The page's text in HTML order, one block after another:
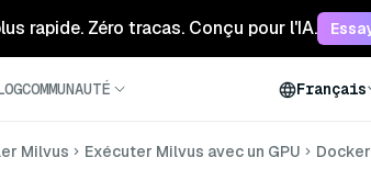
rapide. Zéro tracas. Conçu pour l'IA.
COMMUNAUTÉ Français
Milvus Exécuter Milvus avec un GPU